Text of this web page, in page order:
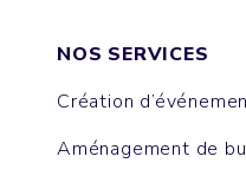
NOS SERVICES
Création
Aménagement de